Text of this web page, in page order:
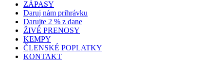
ZÁPASY
Daruj nám prihrávku
Darujte 2 % z dane
ŽIVÉ PRENOSY
KEMPY
ČLENSKÉ POPLATKY
KONTAKT